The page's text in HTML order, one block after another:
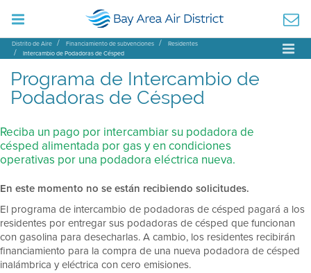
Distrito de Aire Financiamiento de subvenciones
Residentes
Intercambio de Podadoras de Césped
Programa de Intercambio de
Podadoras de Césped
Reciba un pago por intercambiar su podadora de
césped alimentada por gas y en condiciones
operativas por una podadora eléctrica nueva.
En este momento no se están recibiendo solicitudes.
El programa de intercambio de podadoras de césped pagará a los
residentes por entregar sus podadoras de césped que funcionan
con gasolina para desecharlas. A cambio, los residentes recibirán
financiamiento para la compra de una nueva podadora de césped
inalámbrica y eléctrica con cero emisiones.